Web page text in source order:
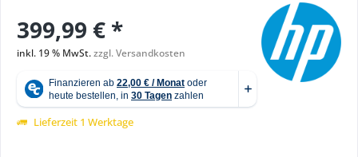
399,99 € *
inkl. 19 % MwSt.zzgl. Versandkosten
Lieferzeit 1 Werktage